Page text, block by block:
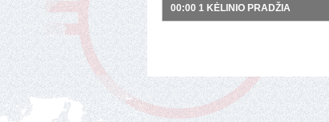
00:00 1 KĖLINIO PRADŽIA